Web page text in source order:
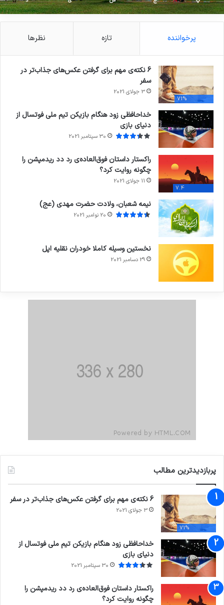
پرخواننده تازه نظرها
71%
6 نکته‌ی مهم برای گرفتن عکس‌های جذاب‌تر در
سفر
3 جولای 2021
خداحافظی زود هنگام بازیکن تیم ملی فوتسال از
دنیای بازی
30 سپتامبر 2021
7.4
راکستار داستان فوق‌العاده‌ی رد دد ریدمپشن را
چگونه روایت کرد؟
11 جولای 2021
نیمه شعبان، ولادت حضرت مهدی (عج)
20 نوامبر 2021
نخستین وسیله کاملا خودران نقلیه اپل
29 دسامبر 2021
پربازدیدترین مطالب
71%
6 نکته‌ی مهم برای گرفتن عکس‌های جذاب‌تر در سفر
3 جولای 2021
خداحافظی زود هنگام بازیکن تیم ملی فوتسال از
دنیای بازی
30 سپتامبر 2021
راکستار داستان فوق‌العاده‌ی رد دد ریدمپشن را
چگونه روایت کرد؟